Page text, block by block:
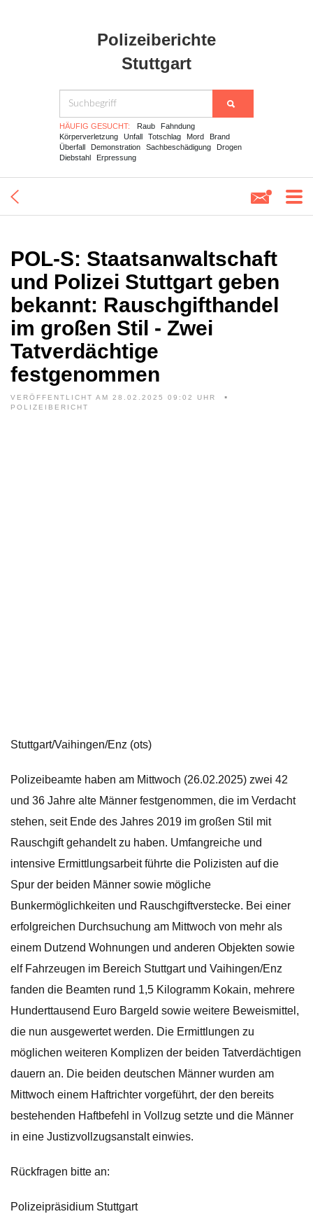
Polizeiberichte
Stuttgart
HÄUFIG GESUCHT: Raub
Fahndung
Körperverletzung
Unfall Totschlag Mord
Brand
Überfall
Demonstration Sachbeschädigung
Drogen
Diebstahl
Erpressung
POL-S: Staatsanwaltschaft
und Polizei Stuttgart geben
bekannt: Rauschgifthandel
im großen Stil - Zwei
Tatverdächtige
festgenommen
VERÖFFENTLICHT AM 28.02.2025 09:02 UHR
POLIZEIBERICHT
Stuttgart/Vaihingen/Enz (ots)
Polizeibeamte haben am Mittwoch (26.02.2025) zwei 42
und 36 Jahre alte Männer festgenommen, die im Verdacht
stehen, seit Ende des Jahres 2019 im großen Stil mit
Rauschgift gehandelt zu haben. Umfangreiche und
intensive Ermittlungsarbeit führte die Polizisten auf die
Spur der beiden Männer sowie mögliche
Bunkermöglichkeiten und Rauschgiftverstecke. Bei einer
erfolgreichen Durchsuchung am Mittwoch von mehr als
einem Dutzend Wohnungen und anderen Objekten sowie
elf Fahrzeugen im Bereich Stuttgart und Vaihingen/Enz
fanden die Beamten rund 1,5 Kilogramm Kokain, mehrere
Hunderttausend Euro Bargeld sowie weitere Beweismittel,
die nun ausgewertet werden. Die Ermittlungen zu
möglichen weiteren Komplizen der beiden Tatverdächtigen
dauern an. Die beiden deutschen Männer wurden am
Mittwoch einem Haftrichter vorgeführt, der den bereits
bestehenden Haftbefehl in Vollzug setzte und die Männer
in eine Justizvollzugsanstalt einwies.
Rückfragen bitte an:
Polizeipräsidium Stuttgart